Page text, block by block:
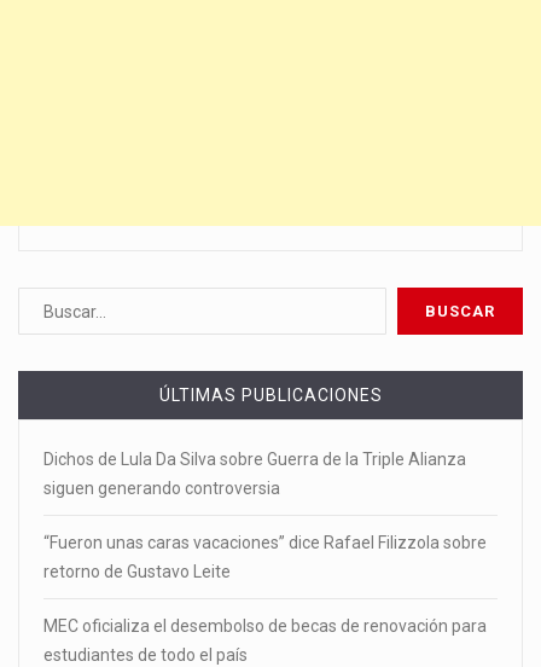
ÚLTIMAS PUBLICACIONES
Dichos de Lula Da Silva sobre Guerra de la Triple Alianza
siguen generando controversia
“Fueron unas caras vacaciones” dice Rafael Filizzola sobre
retorno de Gustavo Leite
MEC oficializa el desembolso de becas de renovación para
estudiantes de todo el país